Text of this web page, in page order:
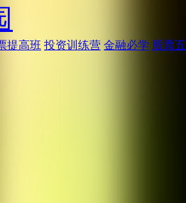
提高班 投资训练营 金融必学 股票